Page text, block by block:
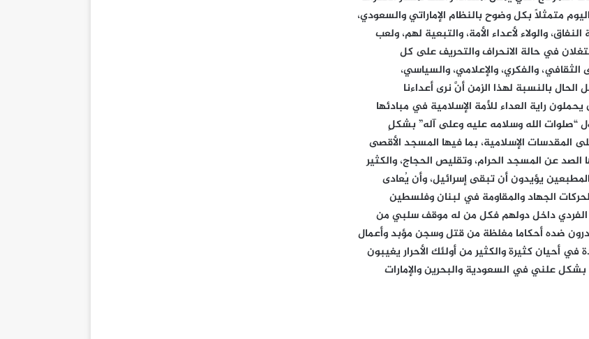
متمثلاً بكل وضوح بالنظام الإماراتي والسعودي،
والولاء لأعداء الأمة، والتبعية لهم، ولعب
في حالة الانحراف والتحريف على كل
والفكري، والإعلامي، والسياسي،
بالنسبة لهذا الزمن أنَّ نرى أعداءنا
راية العداء للأمة الإسلامية في مبادئها
“صلوات الله وسلامه عليه وعلى آله” بشكلٍ
المقدسات الإسلامية، بما فيها المسجد الأقصى
عن المسجد الحرام، وتقليص الحجاج، والكثير
يؤيدون أن تبقى إسرائيل، وأن يُعادى
الجهاد والمقاومة في لبنان وفلسطين
الفردي داخل دولهم فكل من له موقف سلبي من
ضده أحكاما مغلظة من قتل وسجن مؤبد وأعمال
أحيان كثيرة والكثير من أولئك الأحرار يغيبون
علني في السعودية والبحرين والإمارات